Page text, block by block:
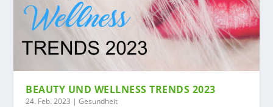
BEAUTY UND WELLNESS TRENDS 2023
24. Feb. 2023 |Gesundheit